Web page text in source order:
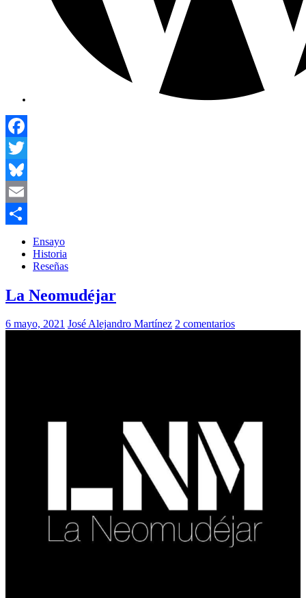
Facebook
Twitter
Bluesky
Email
Compartir
Ensayo
Historia
Reseñas
La Neomudéjar
6 mayo, 2021 José Alejandro Martínez 2 comentarios